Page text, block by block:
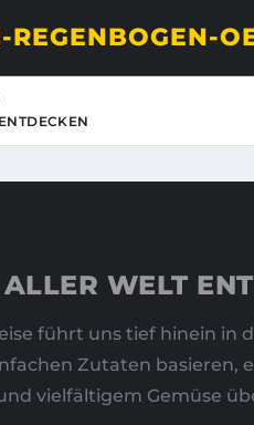
REGENBOGEN-
WELT
führt uns tief hinein in
Zutaten basieren,
vielfältigem Gemüse